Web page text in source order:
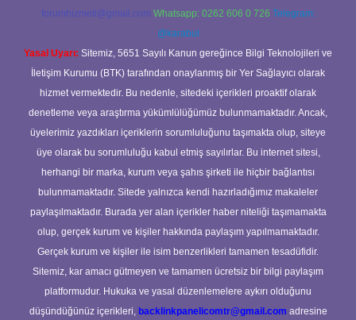
forumhizmeti@gmail.com Whatsapp: 0262 606 0 726 Telegram:
@karabul
Yasal Uyarı: Sitemiz, 5651 Sayılı Kanun gereğince Bilgi Teknolojileri ve
İletişim Kurumu (BTK) tarafından onaylanmış bir Yer Sağlayıcı olarak
hizmet vermektedir. Bu nedenle, sitedeki içerikleri proaktif olarak
denetleme veya araştırma yükümlülüğümüz bulunmamaktadır. Ancak,
üyelerimiz yazdıkları içeriklerin sorumluluğunu taşımakta olup, siteye
üye olarak bu sorumluluğu kabul etmiş sayılırlar. Bu internet sitesi,
herhangi bir marka, kurum veya şahıs şirketi ile hiçbir bağlantısı
bulunmamaktadır. Sitede yalnızca kendi hazırladığımız makaleler
paylaşılmaktadır. Burada yer alan içerikler haber niteliği taşımamakta
olup, gerçek kurum ve kişiler hakkında paylaşım yapılmamaktadır.
Gerçek kurum ve kişiler ile isim benzerlikleri tamamen tesadüfidir.
Sitemiz, kar amacı gütmeyen ve tamamen ücretsiz bir bilgi paylaşım
platformudur. Hukuka ve yasal düzenlemelere aykırı olduğunu
düşündüğünüz içerikleri, backlinkpanelicomtr@gmail.com adresine